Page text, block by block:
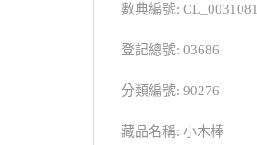
數典編號: CL_0031081
登記總號: 03686
分類編號: 90276
藏品名稱: 小木棒